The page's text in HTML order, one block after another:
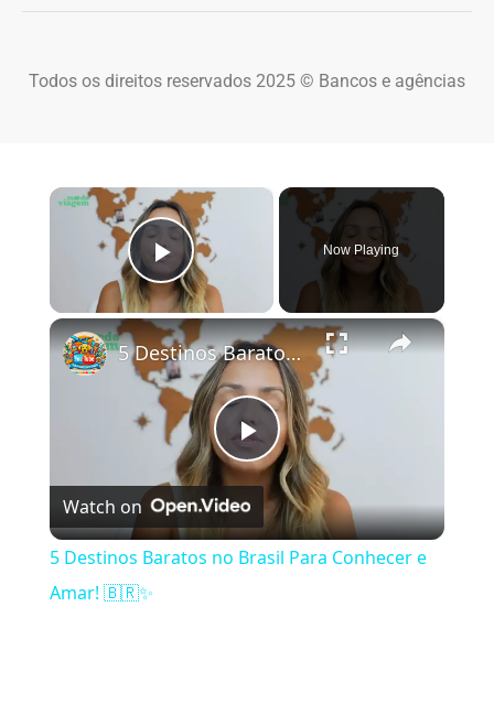
Todos os direitos reservados 2025 © Bancos e agências
×
Play Video
Now Playing
×
Play Video
5 Destinos Baratos no Brasil Para Conhecer e Amar! 🇧🇷✨
Watch on
5 Destinos Baratos no Brasil Para Conhecer e
Amar! 🇧🇷✨